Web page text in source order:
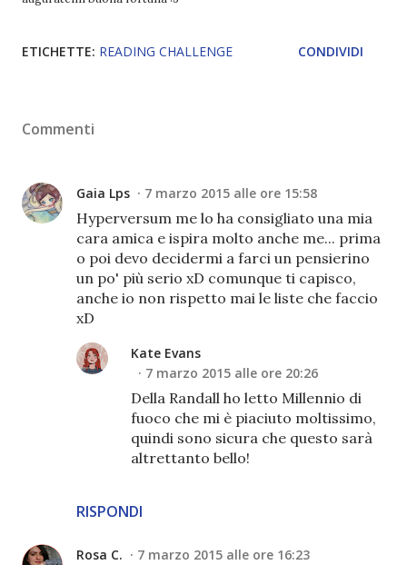
ETICHETTE: READING CHALLENGE CONDIVIDI
Commenti
Gaia Lps 7 marzo 2015 alle ore 15:58
Hyperversum me lo ha consigliato una mia
cara amica e ispira molto anche me... prima
o poi devo decidermi a farci un pensierino
un po' più serio xD comunque ti capisco,
anche io non rispetto mai le liste che faccio
xD
RISPONDI
Kate Evans
7 marzo 2015 alle ore 20:26
Della Randall ho letto Millennio di
fuoco che mi è piaciuto moltissimo,
quindi sono sicura che questo sarà
altrettanto bello!
Rosa C. 7 marzo 2015 alle ore 16:23